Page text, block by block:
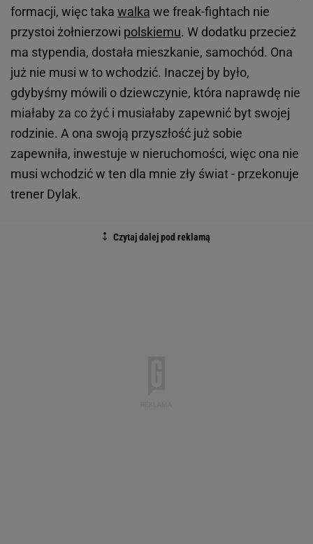
formacji, więc taka walka we freak-fightach nie
przystoi żołnierzowi polskiemu. W dodatku przecież
ma stypendia, dostała mieszkanie, samochód. Ona
już nie musi w to wchodzić. Inaczej by było,
gdybyśmy mówili o dziewczynie, która naprawdę nie
miałaby za co żyć i musiałaby zapewnić byt swojej
rodzinie. A ona swoją przyszłość już sobie
zapewniła, inwestuje w nieruchomości, więc ona nie
musi wchodzić w ten dla mnie zły świat - przekonuje
trener Dylak.